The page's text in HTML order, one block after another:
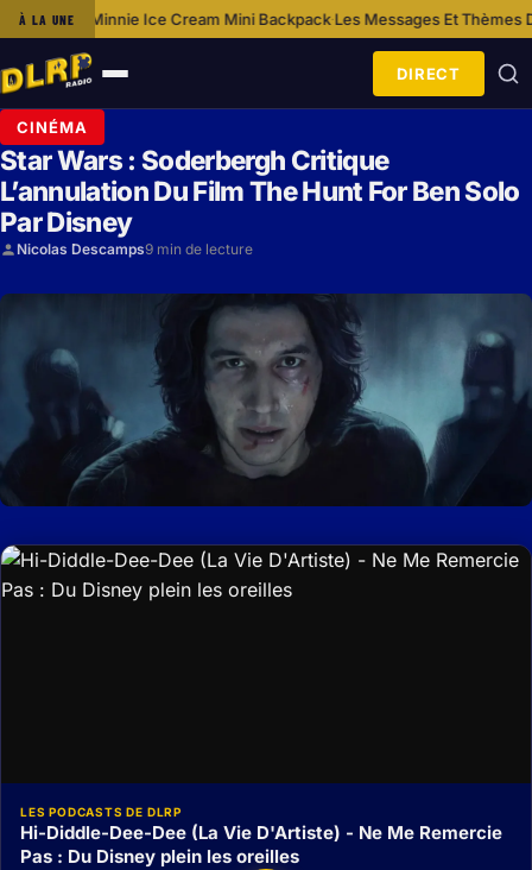
À LA UNE
Ice Cream Mini Backpack ·Les Messages Et Thèmes Des Films
Ouvrir
le
menu
DIRECT
CINÉMA
Star Wars : Soderbergh Critique
L’annulation Du Film The Hunt For Ben Solo
Par Disney
Nicolas Descamps9 min de lecture
LES PODCASTS DE DLRP
Hi-Diddle-Dee-Dee (La Vie D'Artiste) - Ne Me Remercie
Pas : Du Disney plein les oreilles